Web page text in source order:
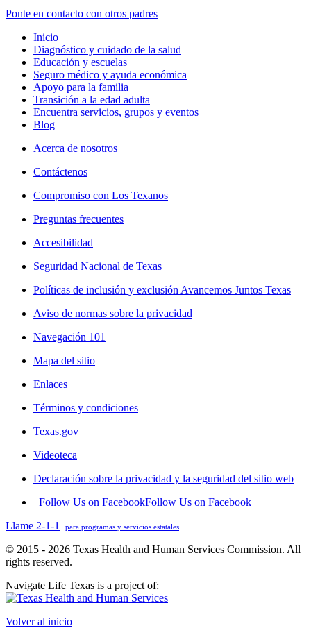
Ponte en contacto con otros padres
Inicio
Diagnóstico y cuidado de la salud
Educación y escuelas
Seguro médico y ayuda económica
Apoyo para la familia
Transición a la edad adulta
Encuentra servicios, grupos y eventos
Blog
Acerca de nosotros
Contáctenos
Compromiso con Los Texanos
Preguntas frecuentes
Accesibilidad
Seguridad Nacional de Texas
Políticas de inclusión y exclusión Avancemos Juntos Texas
Aviso de normas sobre la privacidad
Navegación 101
Mapa del sitio
Enlaces
Términos y condiciones
Texas.gov
Videoteca
Declaración sobre la privacidad y la seguridad del sitio web
Follow Us on FacebookFollow Us on Facebook
Llame 2-1-1
para programas y servicios estatales
© 2015 - 2026 Texas Health and Human Services Commission. All
rights reserved.
Navigate Life Texas is a project of:
Volver al inicio